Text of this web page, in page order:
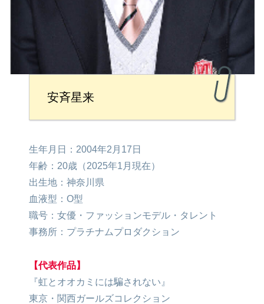
安斉星来
生年月日：2004年2月17日
年齢：20歳（2025年1月現在）
出生地：神奈川県
血液型：O型
職号：女優・ファッションモデル・タレント
事務所：プラチナムプロダクション
【代表作品】
『虹とオオカミには騙されない』
東京・関西ガールズコレクション